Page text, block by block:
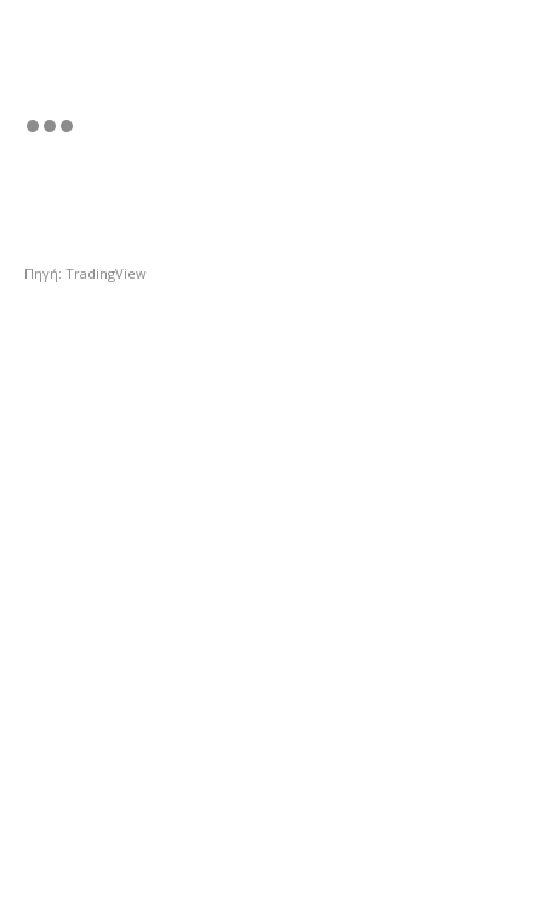
Πηγή: TradingView